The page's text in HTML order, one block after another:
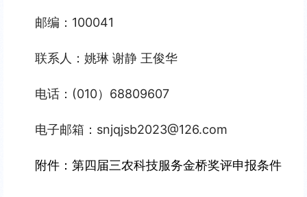
邮编：100041
联系人：姚琳 谢静 王俊华
电话：(010）68809607
电子邮箱：snjqjsb2023@126.com
附件：第四届三农科技服务金桥奖评申报条件